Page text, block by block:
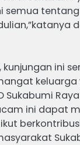
semua
kunjungan ini
keluarga
Sukabumi
ini dapat